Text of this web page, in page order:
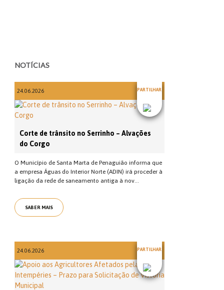
NOTÍCIAS
24.06.2026 PARTILHAR
Corte de trânsito no Serrinho – Alvações
do Corgo
O Município de Santa Marta de Penaguião informa que
a empresa Águas do Interior Norte (ADIN) irá proceder à
ligação da rede de saneamento antiga à nov...
SABER MAIS
24.06.2026 PARTILHAR